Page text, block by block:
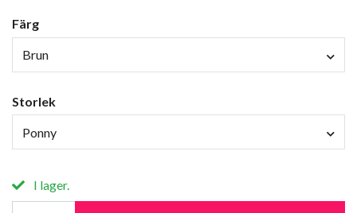
Färg
Brun
Storlek
Ponny
I lager.